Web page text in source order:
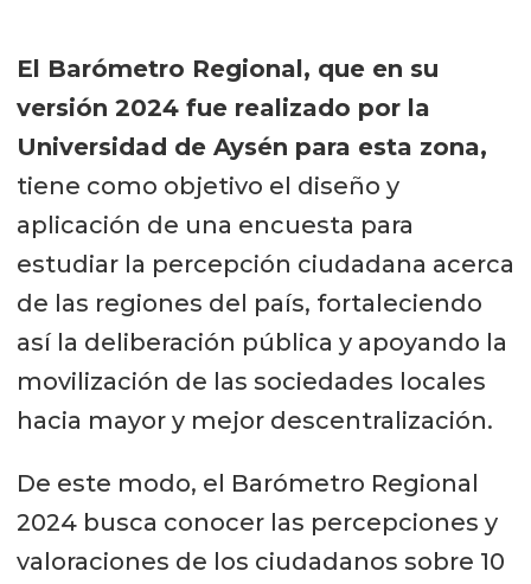
El Barómetro Regional, que en su
versión 2024 fue realizado por la
Universidad de Aysén para esta zona,
tiene como objetivo el diseño y
aplicación de una encuesta para
estudiar la percepción ciudadana acerca
de las regiones del país, fortaleciendo
así la deliberación pública y apoyando la
movilización de las sociedades locales
hacia mayor y mejor descentralización.
De este modo, el Barómetro Regional
2024 busca conocer las percepciones y
valoraciones de los ciudadanos sobre 10